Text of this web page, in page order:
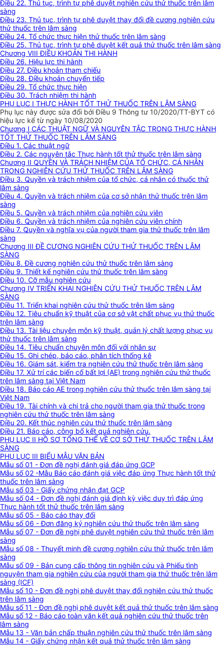
Điều 22. Thủ tục, trình tự phê duyệt nghiên cứu thử thuốc trên lâm
sàng
Điều 23. Thủ tục, trình tự phê duyệt thay đổi đề cương nghiên cứu
thử thuốc trên lâm sàng
Điều 24. Tổ chức thực hiện thử thuốc trên lâm sàng
Điều 25. Thủ tục, trình tự phê duyệt kết quả thử thuốc trên lâm sàng
Chương VIII ĐIỀU KHOẢN THI HÀNH
Điều 26. Hiệu lực thi hành
Điều 27. Điều khoản tham chiếu
Điều 28. Điều khoản chuyển tiếp
Điều 29. Tổ chức thực hiện
Điều 30. Trách nhiệm thi hành
PHỤ LỤC I THỰC HÀNH TỐT THỬ THUỐC TRÊN LÂM SÀNG
Phụ lục này được sửa đổi bởi Điều 9 Thông tư 10/2020/TT-BYT có
hiệu lực kể từ ngày 10/08/2020
Chương I CÁC THUẬT NGỮ VÀ NGUYÊN TẮC TRONG THỰC HÀNH
TỐT THỬ THUỐC TRÊN LÂM SÀNG
Điều 1. Các thuật ngữ
Điều 2. Các nguyên tắc Thực hành tốt thử thuốc trên lâm sàng
Chương II QUYỀN VÀ TRÁCH NHIỆM CỦA TỔ CHỨC, CÁ NHÂN
TRONG NGHIÊN CỨU THỬ THUỐC TRÊN LÂM SÀNG
Điều 3. Quyền và trách nhiệm của tổ chức, cá nhân có thuốc thử
lâm sàng
Điều 4. Quyền và trách nhiệm của cơ sở nhận thử thuốc trên lâm
sàng
Điều 5. Quyền và trách nhiệm của nghiên cứu viên
Điều 6. Quyền và trách nhiệm của nghiên cứu viên chính
Điều 7. Quyền và nghĩa vụ của người tham gia thử thuốc trên lâm
sàng
Chương III ĐỀ CƯƠNG NGHIÊN CỨU THỬ THUỐC TRÊN LÂM
SÀNG
Điều 8. Đề cương nghiên cứu thử thuốc trên lâm sàng
Điều 9. Thiết kế nghiên cứu thử thuốc trên lâm sàng
Điều 10. Cỡ mẫu nghiên cứu
Chương IV TRIỂN KHAI NGHIÊN CỨU THỬ THUỐC TRÊN LÂM
SÀNG
Điều 11. Triển khai nghiên cứu thử thuốc trên lâm sàng
Điều 12. Tiêu chuẩn kỹ thuật của cơ sở vật chất phục vụ thử thuốc
trên lâm sàng
Điều 13. Tài liệu chuyên môn kỹ thuật, quản lý chất lượng phục vụ
thử thuốc trên lâm sàng
Điều 14. Tiêu chuẩn chuyên môn đối với nhân sự
Điều 15. Ghi chép, báo cáo, phân tích thống kê
Điều 16. Giám sát, kiểm tra nghiên cứu thử thuốc trên lâm sàng
Điều 17. Xử trí các biến cố bất lợi (AE) trong nghiên cứu thử thuốc
trên lâm sàng tại Việt Nam
Điều 18. Báo cáo AE trong nghiên cứu thử thuốc trên lâm sàng tại
Việt Nam
Điều 19. Tài chính và chi trả cho người tham gia thử thuốc trong
nghiên cứu thử thuốc trên lâm sàng
Điều 20. Kết thúc nghiên cứu thử thuốc trên lâm sàng
Điều 21. Báo cáo, công bố kết quả nghiên cứu.
PHỤ LỤC II HỒ SƠ TỔNG THỂ VỀ CƠ SỞ THỬ THUỐC TRÊN LÂM
SÀNG
PHỤ LỤC III BIỂU MẪU VĂN BẢN
Mẫu số 01 - Đơn đề nghị đánh giá đáp ứng GCP
Mẫu số 02 -Mẫu Báo cáo đánh giá việc đáp ứng Thực hành tốt thử
thuốc trên lâm sàng
Mẫu số 03 - Giấy chứng nhận đạt GCP
Mẫu số 04 - Đơn đề nghị đánh giá định kỳ việc duy trì đáp ứng
Thực hành tốt thử thuốc trên lâm sàng
Mẫu số 05 - Báo cáo thay đổi
Mẫu số 06 - Đơn đăng ký nghiên cứu thử thuốc trên lâm sàng
Mẫu số 07 - Đơn đề nghị phê duyệt nghiên cứu thử thuốc trên lâm
sàng
Mẫu số 08 - Thuyết minh đề cương nghiên cứu thử thuốc trên lâm
sàng
Mẫu số 09 - Bản cung cấp thông tin nghiên cứu và Phiếu tình
nguyện tham gia nghiên cứu của người tham gia thử thuốc trên lâm
sàng (ICF)
Mẫu số 10 - Đơn đề nghị phê duyệt thay đổi nghiên cứu thử thuốc
trên lâm sàng
Mẫu số 11 - Đơn đề nghị phê duyệt kết quả thử thuốc trên lâm sàng
Mẫu số 12 - Báo cáo toàn văn kết quả nghiên cứu thử thuốc trên
lâm sàng
Mẫu 13 - Văn bản chấp thuận nghiên cứu thử thuốc trên lâm sàng
Mẫu 14 - Giấy chứng nhận kết quả thử thuốc trên lâm sàng